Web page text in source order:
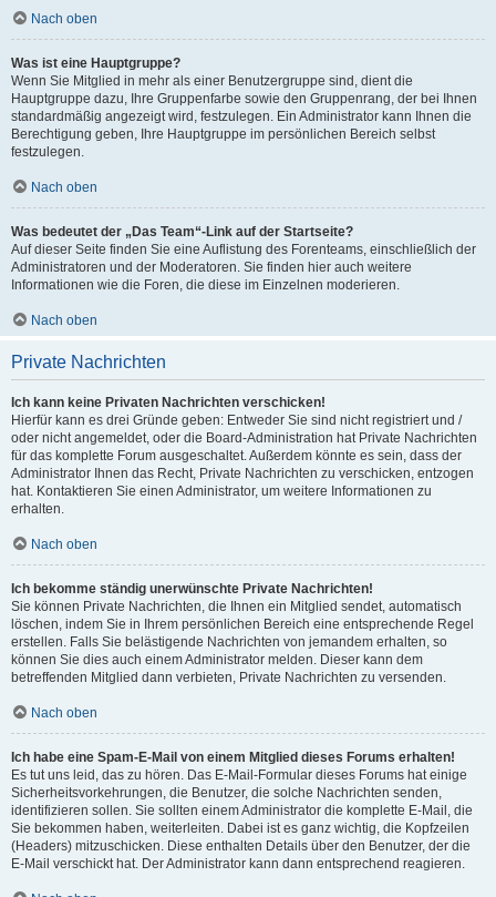
Nach oben
Was ist eine Hauptgruppe?
Wenn Sie Mitglied in mehr als einer Benutzergruppe sind, dient die
Hauptgruppe dazu, Ihre Gruppenfarbe sowie den Gruppenrang, der bei Ihnen
standardmäßig angezeigt wird, festzulegen. Ein Administrator kann Ihnen die
Berechtigung geben, Ihre Hauptgruppe im persönlichen Bereich selbst
festzulegen.
Nach oben
Was bedeutet der „Das Team“-Link auf der Startseite?
Auf dieser Seite finden Sie eine Auflistung des Forenteams, einschließlich der
Administratoren und der Moderatoren. Sie finden hier auch weitere
Informationen wie die Foren, die diese im Einzelnen moderieren.
Nach oben
Private Nachrichten
Ich kann keine Privaten Nachrichten verschicken!
Hierfür kann es drei Gründe geben: Entweder Sie sind nicht registriert und /
oder nicht angemeldet, oder die Board-Administration hat Private Nachrichten
für das komplette Forum ausgeschaltet. Außerdem könnte es sein, dass der
Administrator Ihnen das Recht, Private Nachrichten zu verschicken, entzogen
hat. Kontaktieren Sie einen Administrator, um weitere Informationen zu
erhalten.
Nach oben
Ich bekomme ständig unerwünschte Private Nachrichten!
Sie können Private Nachrichten, die Ihnen ein Mitglied sendet, automatisch
löschen, indem Sie in Ihrem persönlichen Bereich eine entsprechende Regel
erstellen. Falls Sie belästigende Nachrichten von jemandem erhalten, so
können Sie dies auch einem Administrator melden. Dieser kann dem
betreffenden Mitglied dann verbieten, Private Nachrichten zu versenden.
Nach oben
Ich habe eine Spam-E-Mail von einem Mitglied dieses Forums erhalten!
Es tut uns leid, das zu hören. Das E-Mail-Formular dieses Forums hat einige
Sicherheitsvorkehrungen, die Benutzer, die solche Nachrichten senden,
identifizieren sollen. Sie sollten einem Administrator die komplette E-Mail, die
Sie bekommen haben, weiterleiten. Dabei ist es ganz wichtig, die Kopfzeilen
(Headers) mitzuschicken. Diese enthalten Details über den Benutzer, der die
E-Mail verschickt hat. Der Administrator kann dann entsprechend reagieren.